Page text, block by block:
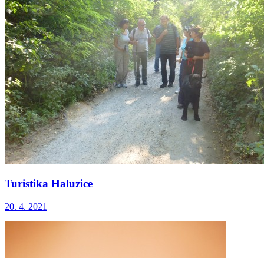
Turistika Haluzice
20. 4. 2021